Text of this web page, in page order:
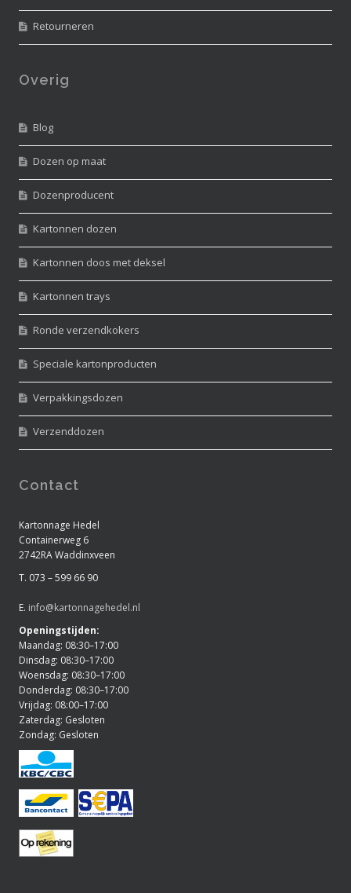
Retourneren
Overig
Blog
Dozen op maat
Dozenproducent
Kartonnen dozen
Kartonnen doos met deksel
Kartonnen trays
Ronde verzendkokers
Speciale kartonproducten
Verpakkingsdozen
Verzenddozen
Contact
Kartonnage Hedel
Containerweg 6
2742RA Waddinxveen
T. 073 – 599 66 90
E. info@kartonnagehedel.nl
Openingstijden:
Maandag: 08:30–17:00
Dinsdag: 08:30–17:00
Woensdag: 08:30–17:00
Donderdag: 08:30–17:00
Vrijdag: 08:00–17:00
Zaterdag: Gesloten
Zondag: Gesloten